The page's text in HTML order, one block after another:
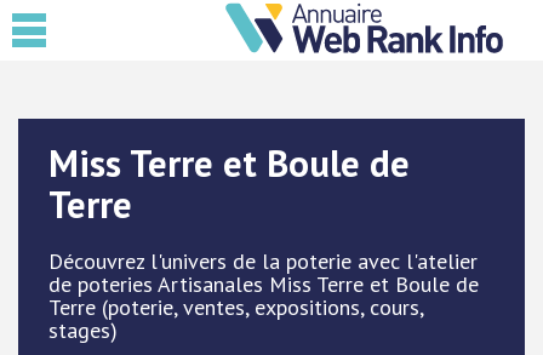
Miss Terre et Boule de
Terre
Découvrez l'univers de la poterie avec l'atelier
de poteries Artisanales Miss Terre et Boule de
Terre (poterie, ventes, expositions, cours,
stages)